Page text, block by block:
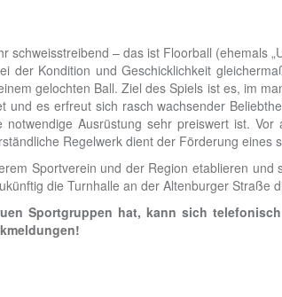
schweisstreibend – das ist Floorball (ehemals
der Kondition und Geschicklichkeit
gelochten Ball. Ziel des Spiels ist es, im
und es erfreut sich rasch wachsender
Ausrüstung sehr preiswert ist.
Regelwerk dient der Förderung
Sportverein und der Region etablieren
die Turnhalle an der Altenburger Straße
Sportgruppen hat, kann sich